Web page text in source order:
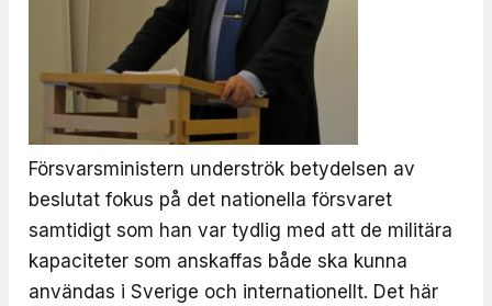
Försvarsministern underströk betydelsen av
beslutat fokus på det nationella försvaret
samtidigt som han var tydlig med att de militära
kapaciteter som anskaffas både ska kunna
användas i Sverige och internationellt. Det här